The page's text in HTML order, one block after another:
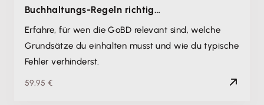
Buchhaltungs-Regeln richtig…
Erfahre, für wen die GoBD relevant sind, welche
Grundsätze du einhalten musst und wie du typische
Fehler verhinderst.
59,95 €